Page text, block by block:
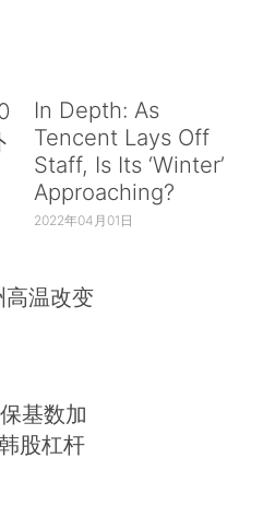
In Depth: As
Tencent Lays Off
Staff, Is Its ‘Winter’
Approaching?
2022年04月01日
高温改变
基数加
股杠杆